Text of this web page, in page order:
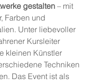
gestalten – mit
Farben und
Unter liebevoller
Kursleiter
kleinen Künstler
Techniken
Das Event ist als